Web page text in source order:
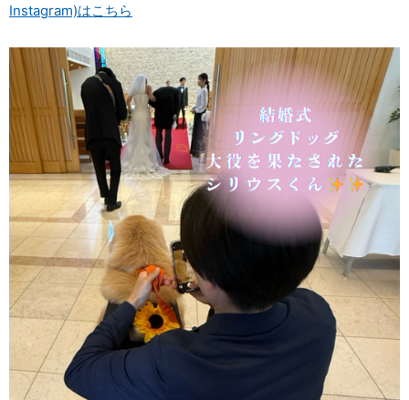
Instagram)はこちら